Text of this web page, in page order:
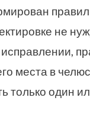
не
места в
только один